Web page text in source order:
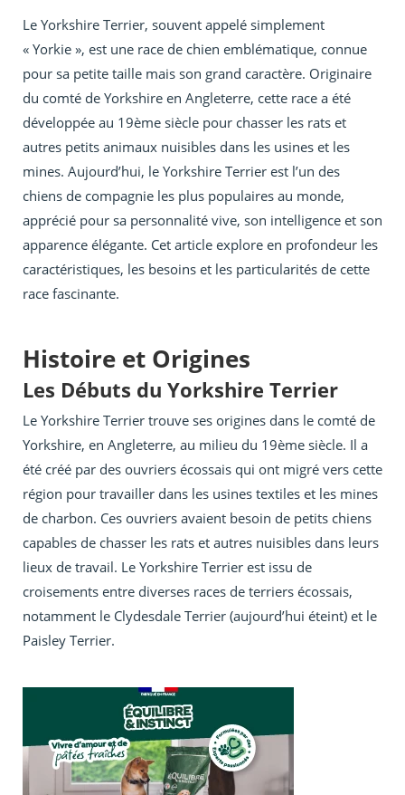
Le Yorkshire Terrier, souvent appelé simplement
« Yorkie », est une race de chien emblématique, connue
pour sa petite taille mais son grand caractère. Originaire
du comté de Yorkshire en Angleterre, cette race a été
développée au 19ème siècle pour chasser les rats et
autres petits animaux nuisibles dans les usines et les
mines. Aujourd’hui, le Yorkshire Terrier est l’un des
chiens de compagnie les plus populaires au monde,
apprécié pour sa personnalité vive, son intelligence et son
apparence élégante. Cet article explore en profondeur les
caractéristiques, les besoins et les particularités de cette
race fascinante.
Histoire et Origines
Les Débuts du Yorkshire Terrier
Le Yorkshire Terrier trouve ses origines dans le comté de
Yorkshire, en Angleterre, au milieu du 19ème siècle. Il a
été créé par des ouvriers écossais qui ont migré vers cette
région pour travailler dans les usines textiles et les mines
de charbon. Ces ouvriers avaient besoin de petits chiens
capables de chasser les rats et autres nuisibles dans leurs
lieux de travail. Le Yorkshire Terrier est issu de
croisements entre diverses races de terriers écossais,
notamment le Clydesdale Terrier (aujourd’hui éteint) et le
Paisley Terrier.